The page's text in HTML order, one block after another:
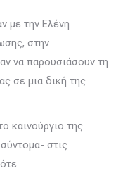
με την Ελένη
στην
να παρουσιάσουν τη
σε μια δική της
καινούργιο της
στις